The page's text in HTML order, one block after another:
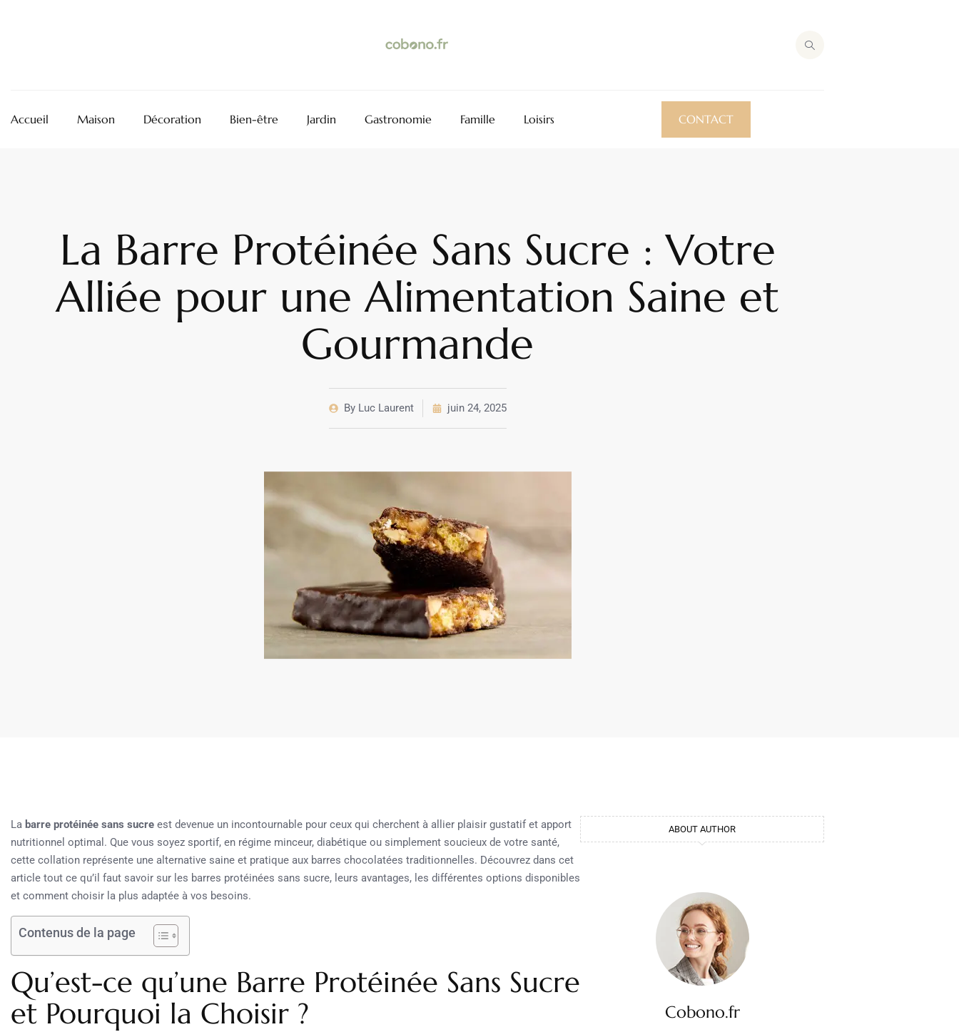
Accueil Maison Décoration Bien-être Jardin Gastronomie Famille Loisirs CONTACT
La Barre Protéinée Sans Sucre : Votre
Alliée pour une Alimentation Saine et
Gourmande
ByLuc Laurent juin 24, 2025
La barre protéinée sans sucre est devenue un incontournable pour ceux qui cherchent à allier plaisir gustatif et apport
nutritionnel optimal. Que vous soyez sportif, en régime minceur, diabétique ou simplement soucieux de votre santé,
cette collation représente une alternative saine et pratique aux barres chocolatées traditionnelles. Découvrez dans cet
article tout ce qu’il faut savoir sur les barres protéinées sans sucre, leurs avantages, les différentes options disponibles
et comment choisir la plus adaptée à vos besoins.
Contenus de la page
Qu’est-ce qu’une Barre Protéinée Sans Sucre
et Pourquoi la Choisir ?
ABOUT AUTHOR
Cobono.fr